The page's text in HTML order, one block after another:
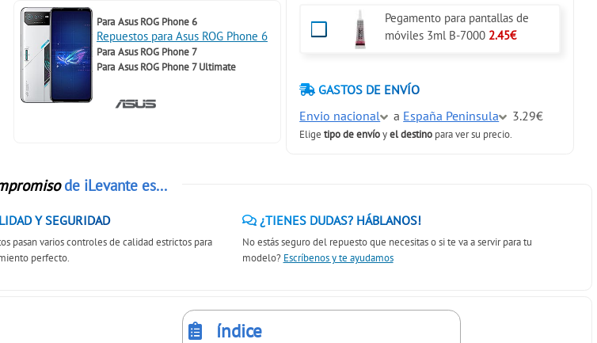
Para Asus ROG Phone 6
Repuestos para Asus ROG Phone 6
Para Asus ROG Phone 7
Para Asus ROG Phone 7 Ultimate
Pegamento para pantallas de
móviles 3ml B-7000 2.45€
GASTOS DE ENVÍO
Envio nacional
a España Peninsula 3.29€
Eligetipo de envíoyel destino para ver su precio.
de iLevante es...
Y SEGURIDAD
pasan varios controles de calidad estrictos para
perfecto.
¿TIENES DUDAS? HÁBLANOS!
No estás seguro del repuesto que necesitas o si te va a servir para tu
modelo? Escríbenos y te ayudamos
índice